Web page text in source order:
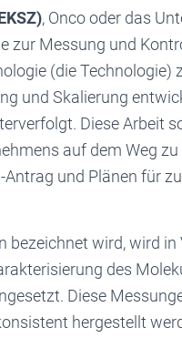
, Onco oder das
zur Messung und
(die Technologie)
und Skalierung
Diese Arbeit
auf dem Weg
Antrag und Plänen für
bezeichnet wird, wird in
des
Diese
hergestellt